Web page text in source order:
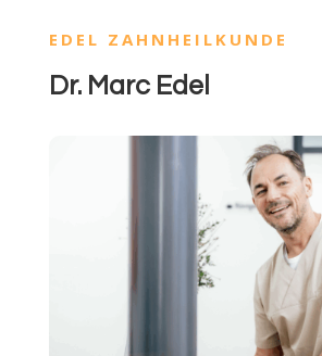
EDEL ZAHNHEILKUNDE
Dr. Marc Edel